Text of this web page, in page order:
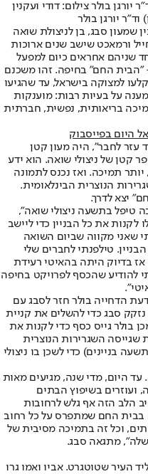
בולר צילום: דודי ועקנין
יורגן בולר
שמעון סבג, בן לניצולת שואה
ורמאכט שישב שנים ארוכות
שניהם אחראים כיום למפעל
"הבית החם" בחיפה. זהו משכנם
נקלעו למצוקה בישראל, עד שהגיעו
על בעיות רבות: מוענקות
בריאותית, נפשית, חברתית
היום בפייסבוק
עזר לחבר", היה מעון קטן
קטן של ניצולי שואה. הוא ידע
תמיכה. ואז נכנס לתמונה
הנוצרית הבינלאומית.
יצא לדרך.
טיפל בתשעה ניצולי שואה",
את כל הבניין כדי ליישב
שאני מקווה שביום השואה
את הבניין. טילפנתי לחברים שלי
אז בדיוק היתה בהאיטי רעידת
(12 בינואר 2010) ונאלצתי להודיע שהכסף לפרויקט בחיפה
הדחייה בולר חזר לסבג עם
שלו נזקק סבג כדי להשלים את קניית
בולר גייס כסף כדי לקנות את
שגייסה השגרירות הנוצרית
בניינים) כדי לשכן בו ניצולי
עד היום, מדי שנה, מגיעים מאות
ועוזרים בשיפוץ הבתים
הלב הזה אף גלש לרחובות
כבר מתגוררים 97 ניצולים בבית החם שמתפרס על כל רחוב
וכל זה בתמיכה מסיבית של
מתגאה סבג.
בולר, אביו של יורגן, נולד ב־1926 ליד העיר שטוטגרט. אביו ואמו גרו